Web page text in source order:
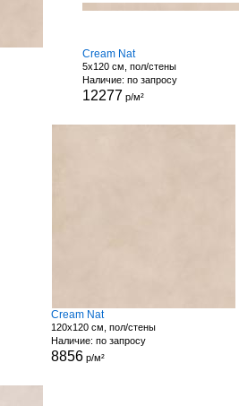
Cream Nat
5x120 см, пол/стены
Наличие: по запросу
12277 р/м²
Cream Nat
120x120 см, пол/стены
Наличие: по запросу
8856 р/м²